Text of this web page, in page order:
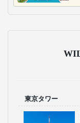
東京タワー